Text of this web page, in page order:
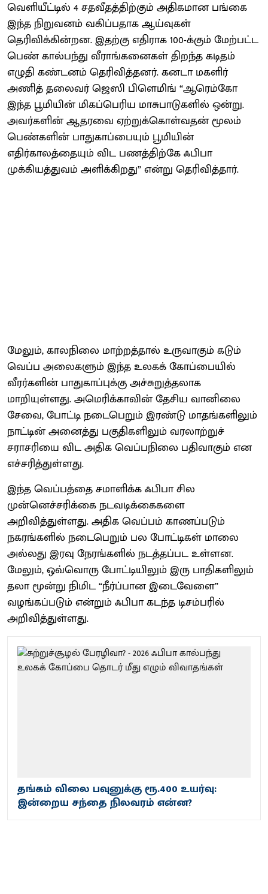
வெளியீட்டில் 4 சதவீதத்திற்கும் அதிகமான பங்கை
இந்த நிறுவனம் வகிப்பதாக ஆய்வுகள்
தெரிவிக்கின்றன. இதற்கு எதிராக 100-க்கும் மேற்பட்ட
பெண் கால்பந்து வீராங்கனைகள் திறந்த கடிதம்
எழுதி கண்டனம் தெரிவித்தனர். கனடா மகளிர்
அணித் தலைவர் ஜெஸி பிளெமிங் “ஆரெம்கோ
இந்த பூமியின் மிகப்பெரிய மாசுபாடுகளில் ஒன்று.
அவர்களின் ஆதரவை ஏற்றுக்கொள்வதன் மூலம்
பெண்களின் பாதுகாப்பையும் பூமியின்
எதிர்காலத்தையும் விட பணத்திற்கே ஃபிபா
முக்கியத்துவம் அளிக்கிறது” என்று தெரிவித்தார்.
மேலும், காலநிலை மாற்றத்தால் உருவாகும் கடும்
வெப்ப அலைகளும் இந்த உலகக் கோப்பையில்
வீரர்களின் பாதுகாப்புக்கு அச்சுறுத்தலாக
மாறியுள்ளது. அமெரிக்காவின் தேசிய வானிலை
சேவை, போட்டி நடைபெறும் இரண்டு மாதங்களிலும்
நாட்டின் அனைத்து பகுதிகளிலும் வரலாற்றுச்
சராசரியை விட அதிக வெப்பநிலை பதிவாகும் என
எச்சரித்துள்ளது.
இந்த வெப்பத்தை சமாளிக்க ஃபிபா சில
முன்னெச்சரிக்கை நடவடிக்கைகளை
அறிவித்துள்ளது. அதிக வெப்பம் காணப்படும்
நகரங்களில் நடைபெறும் பல போட்டிகள் மாலை
அல்லது இரவு நேரங்களில் நடத்தப்பட உள்ளன.
மேலும், ஒவ்வொரு போட்டியிலும் இரு பாதிகளிலும்
தலா மூன்று நிமிட “நீர்ப்பான இடைவேளை”
வழங்கப்படும் என்றும் ஃபிபா கடந்த டிசம்பரில்
அறிவித்துள்ளது.
தங்கம் விலை பவுனுக்கு ரூ.400 உயர்வு:
இன்றைய சந்தை நிலவரம் என்ன?